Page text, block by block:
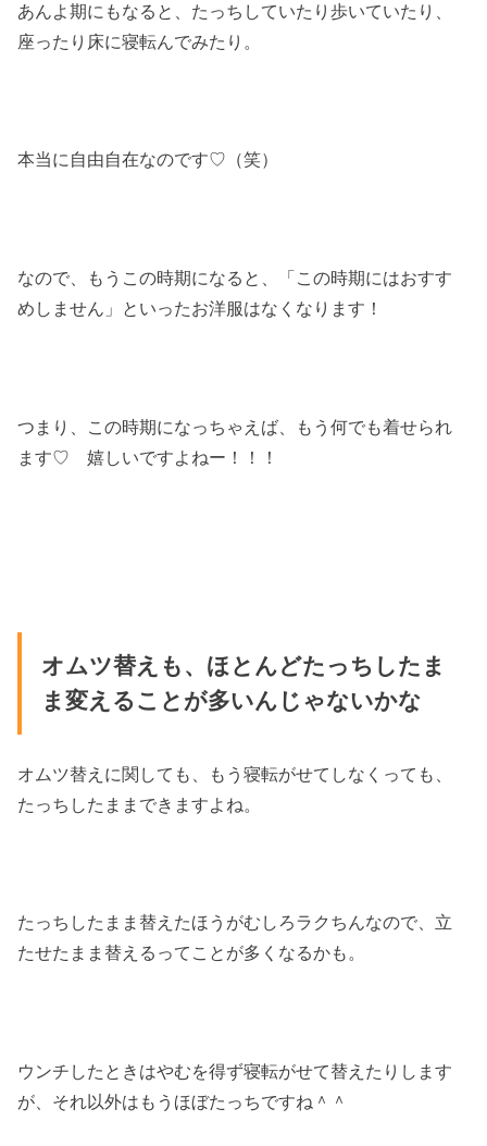
あんよ期にもなると、たっちしていたり歩いていたり、
座ったり床に寝転んでみたり。
本当に自由自在なのです♡（笑）
なので、もうこの時期になると、「この時期にはおすす
めしません」といったお洋服はなくなります！
つまり、この時期になっちゃえば、もう何でも着せられ
ます♡ 嬉しいですよねー！！！
オムツ替えも、ほとんどたっちしたま
ま変えることが多いんじゃないかな
オムツ替えに関しても、もう寝転がせてしなくっても、
たっちしたままできますよね。
たっちしたまま替えたほうがむしろラクちんなので、立
たせたまま替えるってことが多くなるかも。
ウンチしたときはやむを得ず寝転がせて替えたりします
が、それ以外はもうほぼたっちですね＾＾